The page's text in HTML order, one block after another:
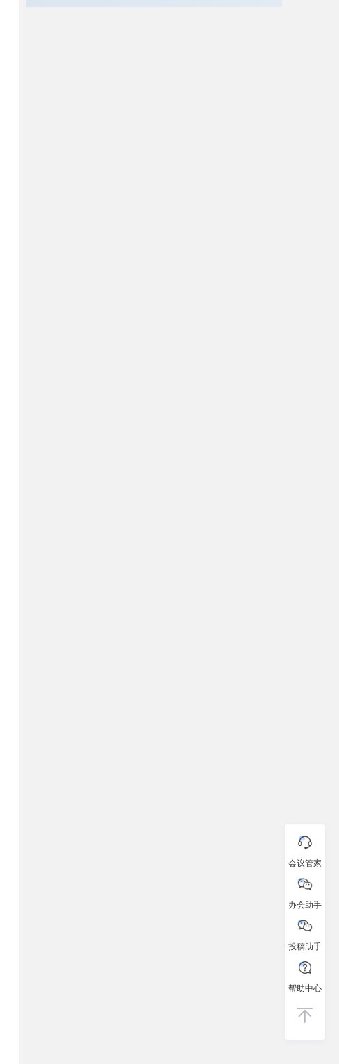
会议管家
办会助手
投稿助手
帮助中心